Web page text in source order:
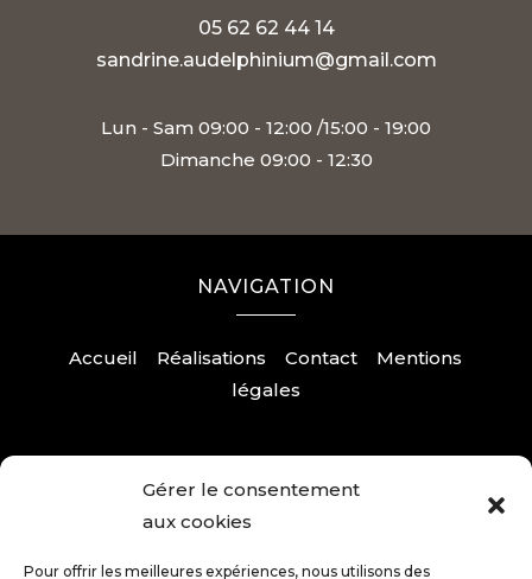
Gérer le consentement
aux cookies
Pour offrir les meilleures expériences, nous utilisons des
05 62 62 44 14
sandrine.audelphinium@gmail.com
Lun - Sam 09:00 - 12:00 /15:00 - 19:00
Dimanche 09:00 - 12:30
NAVIGATION
Accueil Réalisations Contact
Mentions
légales
RÉALISATION